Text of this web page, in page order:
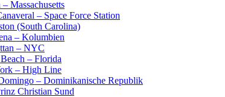
Massachusetts
– Space Force Station
(South Carolina)
– Kolumbien
– NYC
– Florida
– High Line
– Dominikanische Republik
Christian Sund